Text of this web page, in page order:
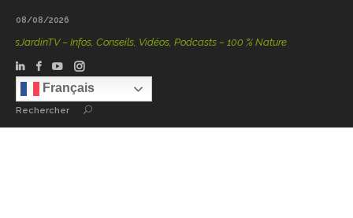
08/08/2026
– Infos, Conseils, Vidéos, Podcasts – 100 % Nature
Français
Rechercher